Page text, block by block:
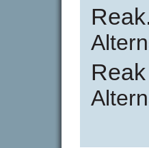
Reak